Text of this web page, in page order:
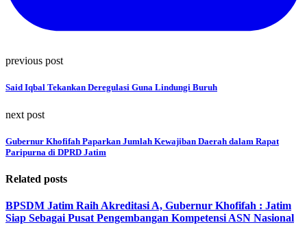
previous post
Said Iqbal Tekankan Deregulasi Guna Lindungi Buruh
next post
Gubernur Khofifah Paparkan Jumlah Kewajiban Daerah dalam Rapat
Paripurna di DPRD Jatim
Related posts
BPSDM Jatim Raih Akreditasi A, Gubernur Khofifah : Jatim
Siap Sebagai Pusat Pengembangan Kompetensi ASN Nasional